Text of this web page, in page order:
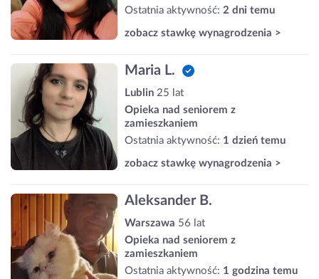
Ostatnia aktywność: 2 dni temu
zobacz stawkę wynagrodzenia >
Maria L.
Lublin 25 lat
Opieka nad seniorem z
zamieszkaniem
Ostatnia aktywność: 1 dzień temu
zobacz stawkę wynagrodzenia >
Aleksander B.
Warszawa 56 lat
Opieka nad seniorem z
zamieszkaniem
Ostatnia aktywność: 1 godzina temu